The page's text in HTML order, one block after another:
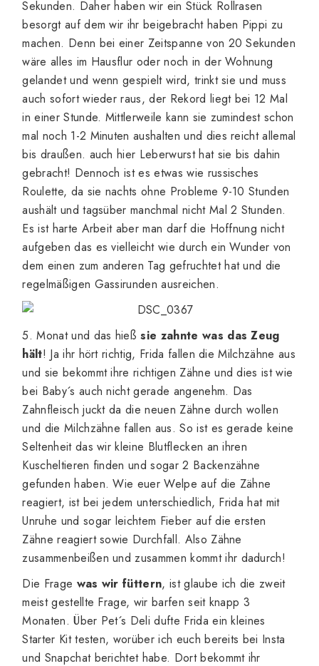
Sekunden. Daher haben wir ein Stück Rollrasen
besorgt auf dem wir ihr beigebracht haben Pippi zu
machen. Denn bei einer Zeitspanne von 20 Sekunden
wäre alles im Hausflur oder noch in der Wohnung
gelandet und wenn gespielt wird, trinkt sie und muss
auch sofort wieder raus, der Rekord liegt bei 12 Mal
in einer Stunde. Mittlerweile kann sie zumindest schon
mal noch 1-2 Minuten aushalten und dies reicht allemal
bis draußen. auch hier Leberwurst hat sie bis dahin
gebracht! Dennoch ist es etwas wie russisches
Roulette, da sie nachts ohne Probleme 9-10 Stunden
aushält und tagsüber manchmal nicht Mal 2 Stunden.
Es ist harte Arbeit aber man darf die Hoffnung nicht
aufgeben das es vielleicht wie durch ein Wunder von
dem einen zum anderen Tag gefruchtet hat und die
regelmäßigen Gassirunden ausreichen.
5. Monat und das hießsie zahnte was das Zeug
hält! Ja ihr hört richtig, Frida fallen die Milchzähne aus
und sie bekommt ihre richtigen Zähne und dies ist wie
bei Baby´s auch nicht gerade angenehm. Das
Zahnfleisch juckt da die neuen Zähne durch wollen
und die Milchzähne fallen aus. So ist es gerade keine
Seltenheit das wir kleine Blutflecken an ihren
Kuscheltieren finden und sogar 2 Backenzähne
gefunden haben. Wie euer Welpe auf die Zähne
reagiert, ist bei jedem unterschiedlich, Frida hat mit
Unruhe und sogar leichtem Fieber auf die ersten
Zähne reagiert sowie Durchfall. Also Zähne
zusammenbeißen und zusammen kommt ihr dadurch!
Die Frage was wir füttern, ist glaube ich die zweit
meist gestellte Frage, wir barfen seit knapp 3
Monaten. Über Pet´s Deli dufte Frida ein kleines
Starter Kit testen, worüber ich euch bereits bei Insta
und Snapchat berichtet habe. Dort bekommt ihr